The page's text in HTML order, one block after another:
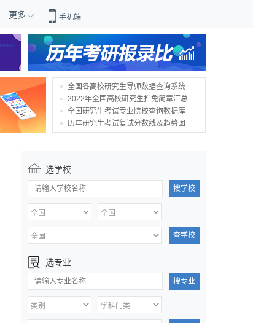
更多 手机端
全国各高校研究生导师数据查询系统
2022年全国高校研究生推免简章汇总
全国研究生考试专业院校查询数据库
历年研究生考试复试分数线及趋势图
选学校
搜学校
查学校
选专业
搜专业